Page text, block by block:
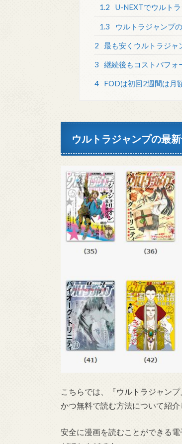
1.2 U-NEXTでウルト
1.3 ウルトラジャンプ
2 最も安くウルトラジャ
3 継続後もコストパフォ
4 FODは初回2週間は月
ウルトラジャンプの最
こちらでは、『ウルトラジャン
かつ無料で読む方法について紹介
安全に漫画を読むことができる